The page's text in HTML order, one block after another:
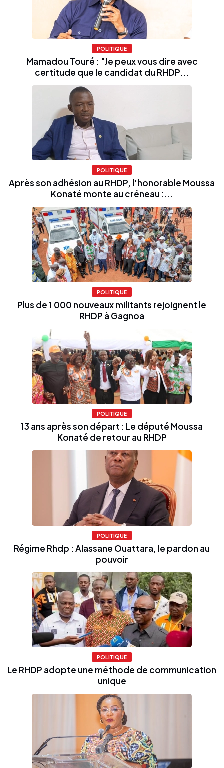
POLITIQUE
Mamadou Touré : "Je peux vous dire avec
certitude que le candidat du RHDP...
POLITIQUE
Après son adhésion au RHDP, l'honorable Moussa
Konaté monte au créneau :...
POLITIQUE
Plus de 1 000 nouveaux militants rejoignent le
RHDP à Gagnoa
POLITIQUE
13 ans après son départ : Le député Moussa
Konaté de retour au RHDP
POLITIQUE
Régime Rhdp : Alassane Ouattara, le pardon au
pouvoir
POLITIQUE
Le RHDP adopte une méthode de communication
unique